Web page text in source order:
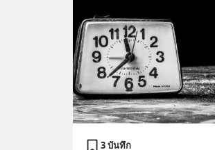
3 บันทึก